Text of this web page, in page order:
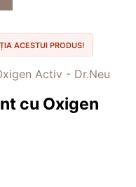
ACESTUI PRODUS!
cu Oxigen